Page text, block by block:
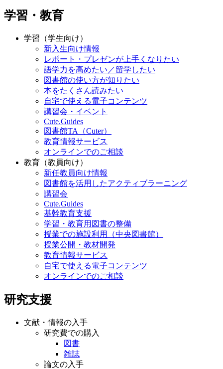
学習・教育
学習（学生向け）
新入生向け情報
レポート・プレゼンが上手くなりたい
語学力を高めたい／留学したい
図書館の使い方が知りたい
本をたくさん読みたい
自宅で使える電子コンテンツ
講習会・イベント
Cute.Guides
図書館TA（Cuter）
教育情報サービス
オンラインでのご相談
教育（教員向け）
新任教員向け情報
図書館を活用したアクティブラーニング
講習会
Cute.Guides
基幹教育支援
学習・教育用図書の整備
授業での施設利用（中央図書館）
授業公開・教材開発
教育情報サービス
自宅で使える電子コンテンツ
オンラインでのご相談
研究支援
文献・情報の入手
研究費での購入
図書
雑誌
論文の入手